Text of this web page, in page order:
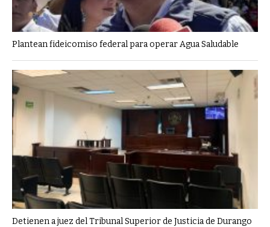
Plantean fideicomiso federal para operar Agua Saludable
Detienen a juez del Tribunal Superior de Justicia de Durango